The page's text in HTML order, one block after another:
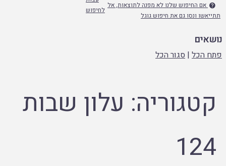
אם החיפוש שלנו לא מפנה לתוצאות, אל
ונסו גם את חיפוש גוגל
לחיפוש
|סגור הכל
עלון שבות